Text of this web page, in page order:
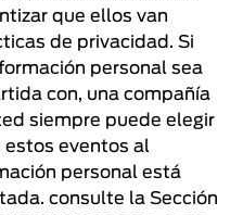
que ellos van
de privacidad. Si
personal sea
con, una compañía
siempre puede elegir
eventos al
personal está
consulte la Sección